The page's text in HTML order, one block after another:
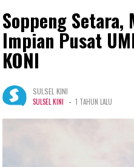
Soppeng Setara,
Impian Pusat
KONI
SULSEL KINI
SULSEL KINI - 1 TAHUN LALU